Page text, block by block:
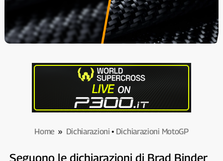
Home » Dichiarazioni • Dichiarazioni MotoGP
Seguono le dichiarazioni di Brad Binder